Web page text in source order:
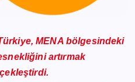
MENA bölgesindeki
artırmak